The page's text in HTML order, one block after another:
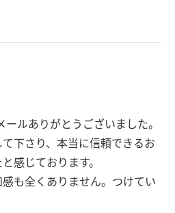
ルありがとうございました。
下さり、本当に信頼できるお
感じております。
も全くありません。つけてい